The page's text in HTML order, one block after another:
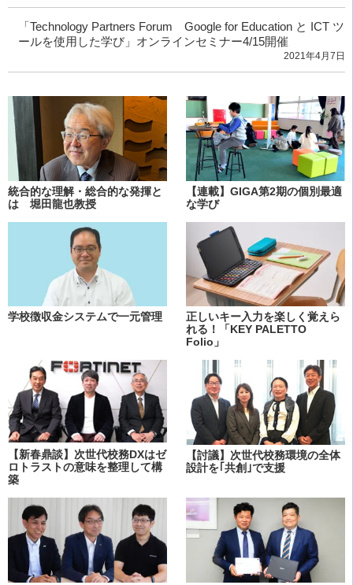
「Technology Partners Forum Google for Education と ICT ツ
ールを使用した学び」オンラインセミナー4/15開催
2021年4月7日
統合的な理解・総合的な発揮と
は 堀田龍也教授
【連載】GIGA第2期の個別最適
な学び
学校徴収金システムで一元管理
正しいキー入力を楽しく覚えら
れる！「KEY PALETTO
Folio」
【新春鼎談】次世代校務DXはゼ
ロトラストの意味を整理して構
築
【討議】次世代校務環境の全体
設計を｢共創｣で支援